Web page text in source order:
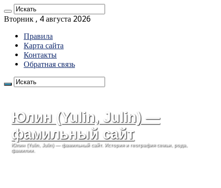
Вторник , 4 августа 2026
Правила
Карта сайта
Контакты
Обратная связь
Юлин (Yulin, Julin) —
фамильный сайт
Юлин (Yulin, Julin) — фамильный сайт. История и география семьи, рода,
фамилии.